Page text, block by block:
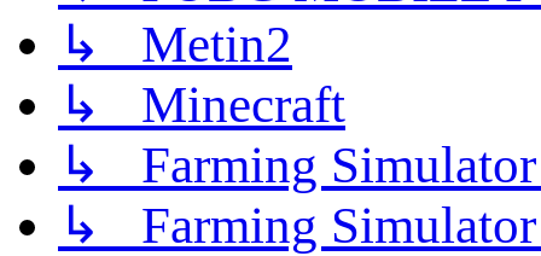
↳ Metin2
↳ Minecraft
↳ Farming
↳ Farming